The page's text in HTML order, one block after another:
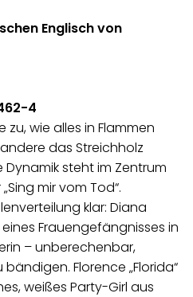
Englisch von
4
wie alles in Flammen
das Streichholz
steht im Zentrum
mir vom Tod“.
klar: Diana
eines Frauengefängnisses in
– unberechenbar,
Florence „Florida“
weißes Party-Girl aus